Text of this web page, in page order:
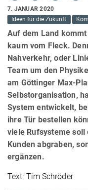
7. JANUAR 2020
Ideen für die Zukunft
Auf dem Land
kaum vom Fleck.
Nahverkehr, oder
Team um den
am Göttinger Max-
Selbstorganisation,
System entwickelt,
ihre Tür bestellen
viele Rufsysteme soll
Kunden abgraben,
ergänzen.
Text: Tim Schröder